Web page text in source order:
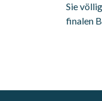
Sie
finalen